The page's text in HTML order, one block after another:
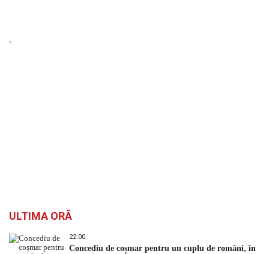
`
ULTIMA ORĂ
22:00
Concediu de coșmar pentru un cuplu de români, în